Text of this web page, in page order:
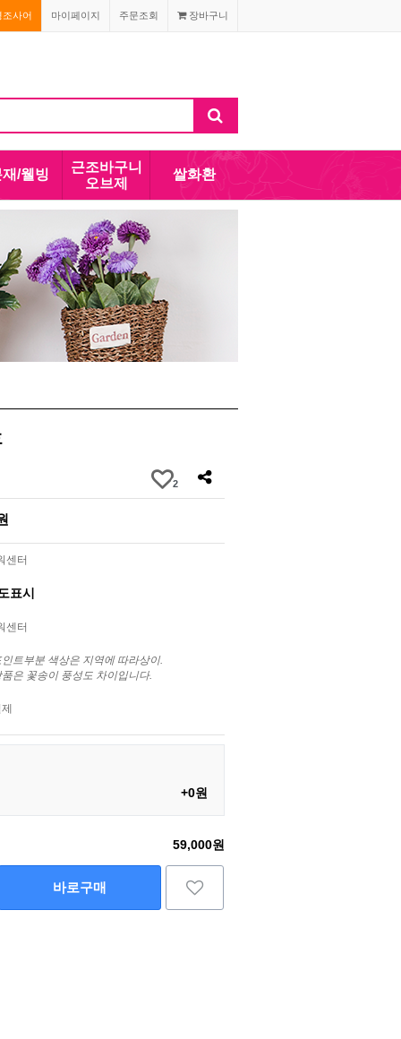
장바구니
주문조회
마이페이지
조사어
/웰빙
근조바구니
오브제
쌀화환
2
센터
표시
센터
트부분 색상은 지역에 따라상이.
은 꽃송이 풍성도 차이입니다.
+0원
59,000원
바로구매